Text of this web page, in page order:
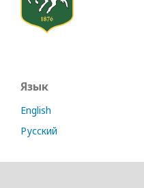
Язык
English
Русский